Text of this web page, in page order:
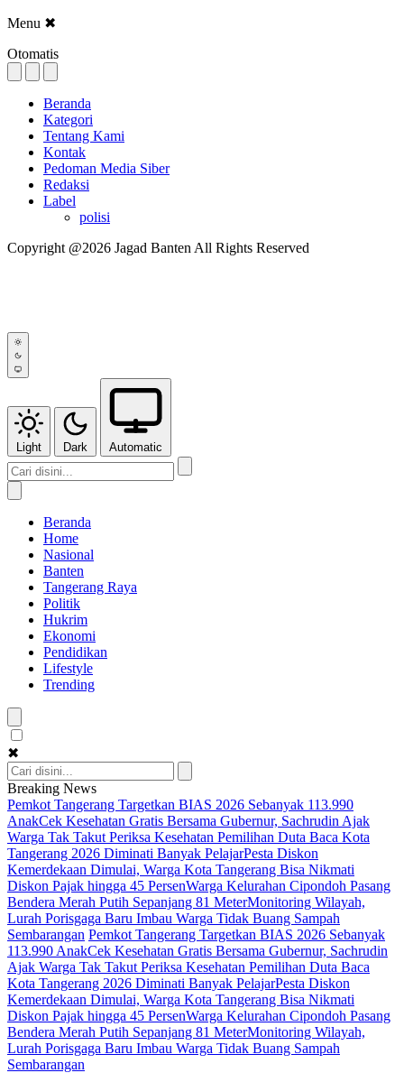
Menu ✖
Otomatis
Beranda
Kategori
Tentang Kami
Kontak
Pedoman Media Siber
Redaksi
Label
polisi
Copyright @2026 Jagad Banten All Rights Reserved
Light Dark Automatic
Beranda
Home
Nasional
Banten
Tangerang Raya
Politik
Hukrim
Ekonomi
Pendidikan
Lifestyle
Trending
✖
Breaking News
Pemkot Tangerang Targetkan BIAS 2026 Sebanyak 113.990
AnakCek Kesehatan Gratis Bersama Gubernur, Sachrudin Ajak
Warga Tak Takut Periksa Kesehatan Pemilihan Duta Baca Kota
Tangerang 2026 Diminati Banyak PelajarPesta Diskon
Kemerdekaan Dimulai, Warga Kota Tangerang Bisa Nikmati
Diskon Pajak hingga 45 PersenWarga Kelurahan Cipondoh Pasang
Bendera Merah Putih Sepanjang 81 MeterMonitoring Wilayah,
Lurah Porisgaga Baru Imbau Warga Tidak Buang Sampah
Sembarangan Pemkot Tangerang Targetkan BIAS 2026 Sebanyak
113.990 AnakCek Kesehatan Gratis Bersama Gubernur, Sachrudin
Ajak Warga Tak Takut Periksa Kesehatan Pemilihan Duta Baca
Kota Tangerang 2026 Diminati Banyak PelajarPesta Diskon
Kemerdekaan Dimulai, Warga Kota Tangerang Bisa Nikmati
Diskon Pajak hingga 45 PersenWarga Kelurahan Cipondoh Pasang
Bendera Merah Putih Sepanjang 81 MeterMonitoring Wilayah,
Lurah Porisgaga Baru Imbau Warga Tidak Buang Sampah
Sembarangan